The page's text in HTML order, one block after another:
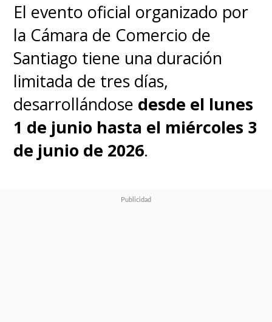
El evento oficial organizado por
la Cámara de Comercio de
Santiago tiene una duración
limitada de tres días,
desarrollándose desde el lunes
1 de junio hasta el miércoles 3
de junio de 2026.